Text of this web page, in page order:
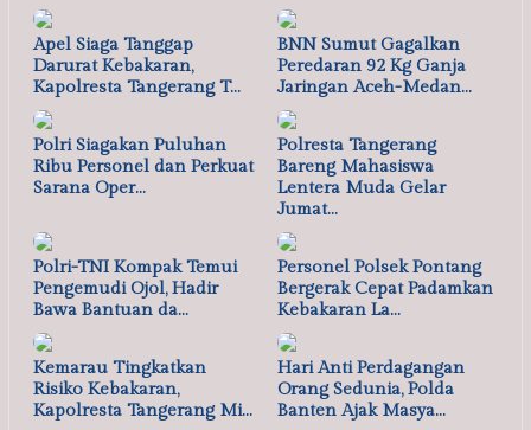
Apel Siaga Tanggap
Darurat Kebakaran,
Kapolresta Tangerang T…
BNN Sumut Gagalkan
Peredaran 92 Kg Ganja
Jaringan Aceh-Medan…
Polri Siagakan Puluhan
Ribu Personel dan Perkuat
Sarana Oper…
Polresta Tangerang
Bareng Mahasiswa
Lentera Muda Gelar
Jumat…
Polri-TNI Kompak Temui
Pengemudi Ojol, Hadir
Bawa Bantuan da…
Personel Polsek Pontang
Bergerak Cepat Padamkan
Kebakaran La…
Kemarau Tingkatkan
Risiko Kebakaran,
Kapolresta Tangerang Mi…
Hari Anti Perdagangan
Orang Sedunia, Polda
Banten Ajak Masya…